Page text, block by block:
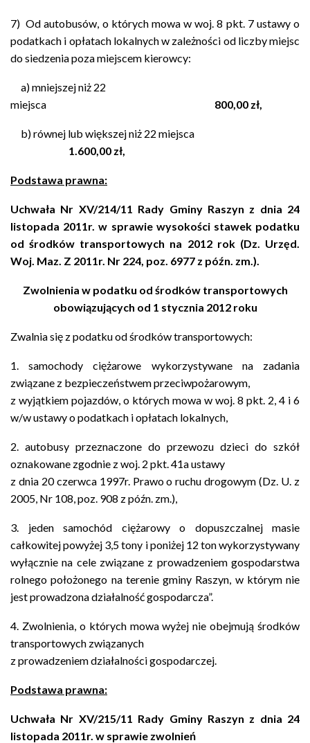
7) Od autobusów, o których mowa w woj. 8 pkt. 7 ustawy o
podatkach i opłatach lokalnych w zależności od liczby miejsc
do siedzenia poza miejscem kierowcy:
a) mniejszej niż 22
miejsca 800,00 zł,
b) równej lub większej niż 22 miejsca
1.600,00 zł,
Podstawa prawna:
Uchwała Nr XV/214/11 Rady Gminy Raszyn z dnia 24
listopada 2011r. w sprawie wysokości stawek podatku
od środków transportowych na 2012 rok (Dz. Urzęd.
Woj. Maz. Z 2011r. Nr 224, poz. 6977 z późn. zm.).
Zwolnienia w podatku od środków transportowych
obowiązujących od 1 stycznia 2012 roku
Zwalnia się z podatku od środków transportowych:
1. samochody ciężarowe wykorzystywane na zadania
związane z bezpieczeństwem przeciwpożarowym,
z wyjątkiem pojazdów, o których mowa w woj. 8 pkt. 2, 4 i 6
w/w ustawy o podatkach i opłatach lokalnych,
2. autobusy przeznaczone do przewozu dzieci do szkół
oznakowane zgodnie z woj. 2 pkt. 41a ustawy
z dnia 20 czerwca 1997r. Prawo o ruchu drogowym (Dz. U. z
2005, Nr 108, poz. 908 z późn. zm.),
3. jeden samochód ciężarowy o dopuszczalnej masie
całkowitej powyżej 3,5 tony i poniżej 12 ton wykorzystywany
wyłącznie na cele związane z prowadzeniem gospodarstwa
rolnego położonego na terenie gminy Raszyn, w którym nie
jest prowadzona działalność gospodarcza”.
4. Zwolnienia, o których mowa wyżej nie obejmują środków
transportowych związanych
z prowadzeniem działalności gospodarczej.
Podstawa prawna:
Uchwała Nr XV/215/11 Rady Gminy Raszyn z dnia 24
listopada 2011r. w sprawie zwolnień